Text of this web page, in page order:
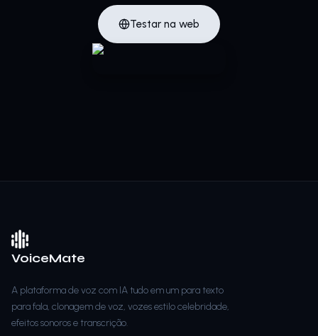
Testar na web
VoiceMate
A plataforma de voz com IA tudo em um para texto
para fala, clonagem de voz, vozes estilo celebridade,
efeitos sonoros e transcrição.